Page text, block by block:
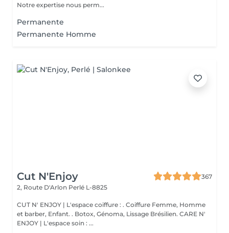
Notre expertise nous perm...
Permanente
Permanente Homme
Cut N'Enjoy
367
2, Route D'Arlon Perlé L-8825
CUT N' ENJOY | L'espace coiffure : . Coiffure Femme, Homme
et barber, Enfant. . Botox, Génoma, Lissage Brésilien. CARE N'
ENJOY | L'espace soin : ...